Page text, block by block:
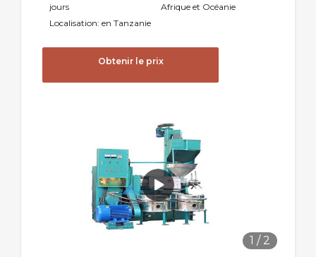
jours
Afrique et Océanie
Localisation: en Tanzanie
Obtenir le prix
1 / 2